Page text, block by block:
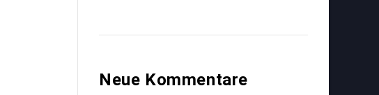
Neue Kommentare